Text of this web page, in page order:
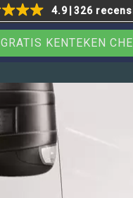
4.9 326
GRATIS KENTEKEN